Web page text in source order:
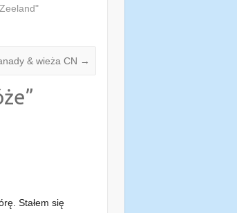
& wieża CN →
”
Stałem się